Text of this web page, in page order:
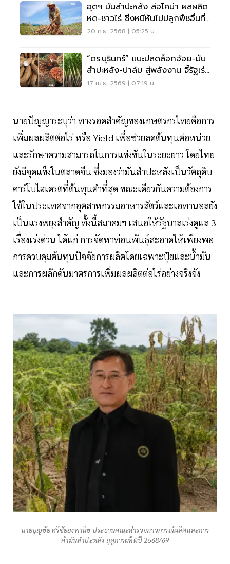
อุตฯ มันสำปะหลัง ส่อโคม่า ผลผลิต
หด-ชาวไร่ ชิ่งหนีหันไปปลูกพืชอื่นที่
ได้เงินมากกว่า
20 ก.ย. 2568 | 05:25 น.
“ดร.บุรินทร์” แนะปลดล็อกอ้อย-มัน
สำปะหลัง-ปาล์ม สู่พลังงาน จี้รัฐเร่ง
ปรับนโยบาย
17 เม.ย. 2569 | 07:19 น.
นายปัญญาระบุว่า ทางรอดสำคัญของเกษตรกรไทยคือการ
เพิ่มผลผลิตต่อไร่ หรือ Yield เพื่อช่วยลดต้นทุนต่อหน่วย
และรักษาความสามารถในการแข่งขันในระยะยาว โดยไทย
ยังมีจุดแข็งในตลาดจีน ซึ่งมองว่ามันสำปะหลังเป็นวัตถุดิบ
คาร์โบไฮเดรตที่ต้นทุนต่ำที่สุด ขณะเดียวกันความต้องการ
ใช้ในประเทศจากอุตสาหกรรมอาหารสัตว์และเอทานอลยัง
เป็นแรงพยุงสำคัญ ทั้งนี้สมาคมฯ เสนอให้รัฐบาลเร่งดูแล 3
เรื่องเร่งด่วน ได้แก่ การจัดหาท่อนพันธุ์สะอาดให้เพียงพอ
การควบคุมต้นทุนปัจจัยการผลิตโดยเฉพาะปุ๋ยและน้ำมัน
และการผลักดันมาตรการเพิ่มผลผลิตต่อไร่อย่างจริงจัง
นายบุญชัย ศรีชัยยงพานิช ประธานคณะสำรวจภาวการณ์ผลิตและการ
ค้ามันสำปะหลัง ฤดูการผลิตปี 2568/69